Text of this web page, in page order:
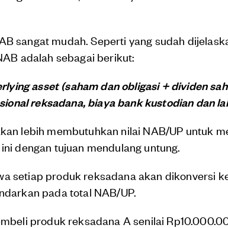
sangat mudah. Seperti yang sudah
adalah sebagai berikut:
asset (saham dan obligasi + dividen
reksadana, biaya bank kustodian dan
lebih membutuhkan nilai NAB/UP untuk
dengan tujuan mendulang untung.
setiap produk reksadana akan dikonversi
pada total NAB/UP.
produk reksadana A senilai